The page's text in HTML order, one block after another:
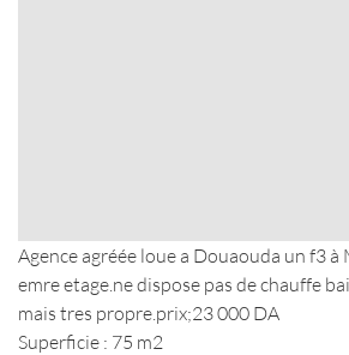
Agence agréée loue a Douaouda un f3
emre etage.ne dispose pas de chauffe
mais tres propre.prix;23 000 DA
Superficie : 75 m2